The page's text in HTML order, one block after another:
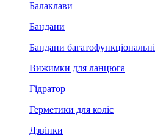
Балаклави
Бандани
Бандани багатофункціональні
Вижимки для ланцюга
Гідратор
Герметики для коліс
Дзвінки